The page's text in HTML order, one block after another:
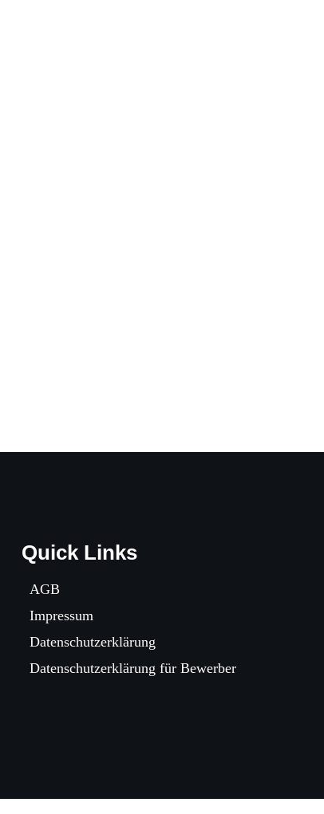
Quick Links
AGB
Impressum
Datenschutzerklärung
Datenschutzerklärung für Bewerber